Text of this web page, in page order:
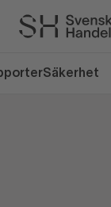
Säkerhet